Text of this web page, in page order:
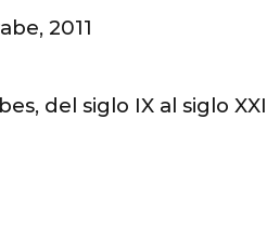
2011
del siglo IX al siglo